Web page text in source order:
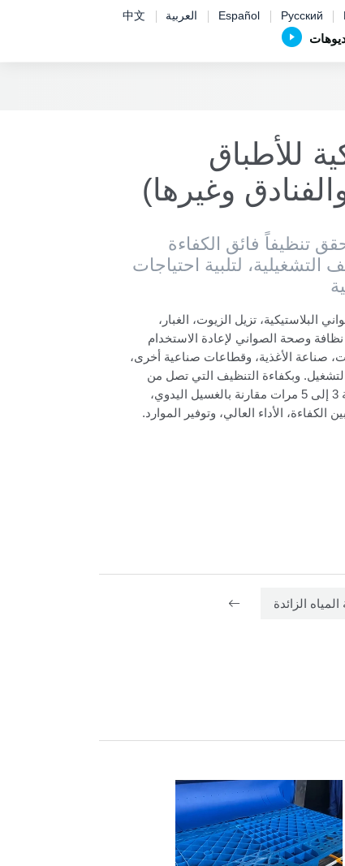
Русский
Español العربية 中文
للأطباق
وغيرها)
تنظيفاً فائق الكفاءة
التشغيلية، لتلبية احتياجات
تزيل الزيوت، الغبار،
وصحة الصواني لإعادة الاستخدام
صناعة الأغذية، وقطاعات صناعية أخرى،
وبكفاءة التنظيف التي تصل من
100 إلى 150 صينية في الساعة، تعزز الماكينة الإنتاجية 3 إلى 5 مرات مقارنة بالغسيل اليدوي،
الأداء العالي، وتوفير الموارد.
المياه الزائدة